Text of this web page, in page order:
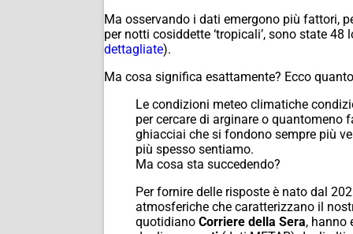
Ma osservando i dati emergono più fattori,
per notti cosiddette ‘tropicali’, sono state
dettagliate).
Ma cosa significa esattamente? Ecco
Le condizioni meteo climatiche
per cercare di arginare o
ghiacciai che si fondono sempre più
più spesso sentiamo.
Ma cosa sta succedendo?
Per fornire delle risposte è nato dal
atmosferiche che caratterizzano il
quotidiano Corriere della Sera, hanno